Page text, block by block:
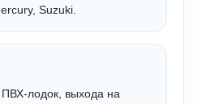
Suzuki.
лодок, выхода на